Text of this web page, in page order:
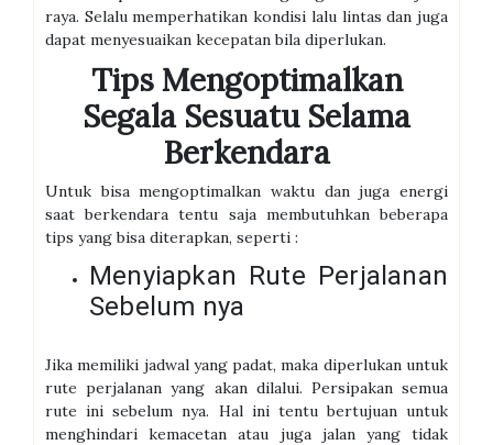
raya. Selalu memperhatikan kondisi lalu lintas dan juga
dapat menyesuaikan kecepatan bila diperlukan.
Tips Mengoptimalkan
Segala Sesuatu Selama
Berkendara
Untuk bisa mengoptimalkan waktu dan juga energi
saat berkendara tentu saja membutuhkan beberapa
tips yang bisa diterapkan, seperti :
Menyiapkan Rute Perjalanan
Sebelum nya
Jika memiliki jadwal yang padat, maka diperlukan untuk
rute perjalanan yang akan dilalui. Persipakan semua
rute ini sebelum nya. Hal ini tentu bertujuan untuk
menghindari kemacetan atau juga jalan yang tidak